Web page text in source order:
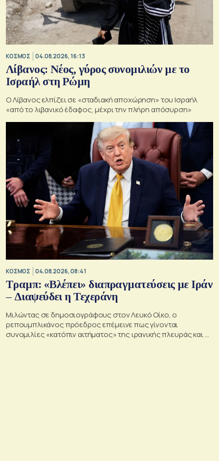
ΚΟΣΜΟΣ 04.08.2026, 16:13
Λίβανος: Νέος, γύρος συνομιλιών με το
Ισραήλ στη Ρώμη
Ο Λίβανος ελπίζει σε «σταδιακή αποχώρηση» του Ισραήλ
«από το λιβανικό έδαφος, μέχρι την πλήρη απόσυρση»
ΚΟΣΜΟΣ 04.08.2026, 08:41
Τραμπ: «Βλέπει» διαπραγματεύσεις με Ιράν
– Διαψεύδει η Τεχεράνη
Μιλώντας σε δημοσιογράφους στον Λευκό Οίκο, ο
ρεπουμπλικάνος πρόεδρος επέμεινε πως γίνονται
συνομιλίες «κατόπιν αιτήματος» της ιρανικής πλευράς και με